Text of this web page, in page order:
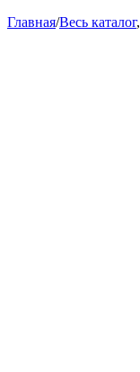
Главная/Весь каталог,